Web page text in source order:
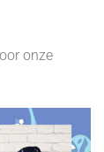
onze